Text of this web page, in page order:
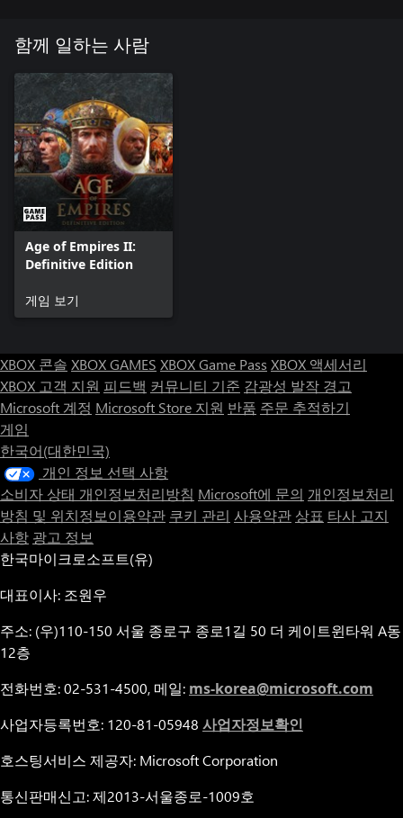
• 다양하고 흥미진진한 게임플레이와 독특한 시나리오 메커니즘
혁신적인 게임플레이
• 충파선, 투석기선 등 6가지 함선을 통해 해상전을 전면 개편했
습니다
• 새로운 바다 자원 채집 및 교역 수단
• 커스터마이징 가능한 마을 회관, 정부 정책 등 고유한 문명 메커
니즘
• 서로 다른 특성으로 인해 전략적인 고민을 부를 기술들
• 마음대로 꾸밀 수 있으며 주변 유닛의 능력도 증가시키는 지휘
관
함께 일하는 사람
Age of Empires II:
Definitive Edition
게임 보기
XBOX 콘솔 XBOX GAMES XBOX Game Pass XBOX 액세서리
XBOX 고객 지원 피드백 커뮤니티 기준 감광성 발작 경고
Microsoft 계정 Microsoft Store 지원 반품 주문 추적하기
게임
한국어(대한민국)
개인 정보 선택 사항
소비자 상태 개인정보처리방침 Microsoft에 문의 개인정보처리
방침 및 위치정보이용약관 쿠키 관리 사용약관 상표 타사 고지
사항 광고 정보
한국마이크로소프트(유)
대표이사: 조원우
주소: (우)110-150 서울 종로구 종로1길 50 더 케이트윈타워 A동
12층
전화번호: 02-531-4500, 메일: ms-korea@microsoft.com
사업자등록번호: 120-81-05948 사업자정보확인
호스팅서비스 제공자: Microsoft Corporation
통신판매신고: 제2013-서울종로-1009호